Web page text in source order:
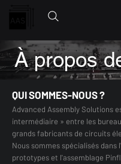
À propos
QUI SOMMES-NOUS ?
Advanced Assembly Solutions
intermédiaire » entre les
grands fabricants de circuits
Nous sommes spécialisés dans
prototypes et l'assemblage